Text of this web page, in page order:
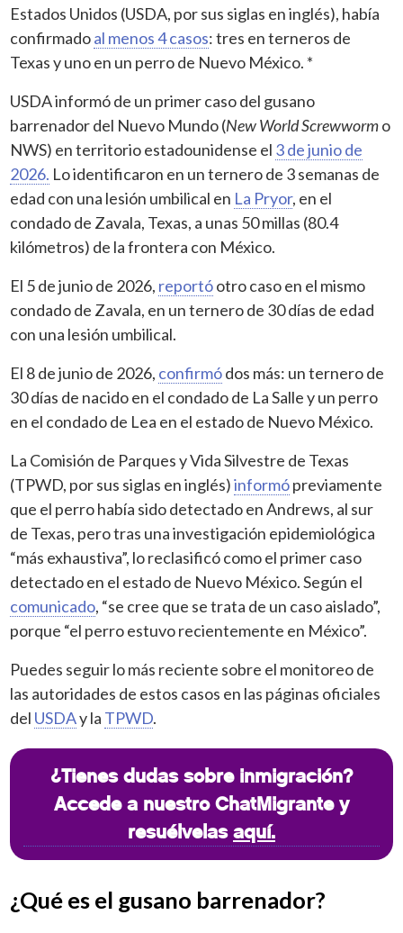
Estados Unidos (USDA, por sus siglas en inglés), había
confirmadoal menos 4 casos: tres en terneros de
Texas y uno en un perro de Nuevo México. *
USDA informó de un primer caso del gusano
barrenador del Nuevo Mundo (New World Screwwormo
NWS) en territorio estadounidense el 3 de junio de
2026. Lo identificaron en un ternero de 3 semanas de
edad con una lesión umbilical en La Pryor, en el
condado de Zavala, Texas, a unas 50 millas (80.4
kilómetros) de la frontera con México.
El 5 de junio de 2026, reportóotro caso en el mismo
condado de Zavala, en un ternero de 30 días de edad
con una lesión umbilical.
El 8 de junio de 2026, confirmódos más: un ternero de
30 días de nacido en el condado de La Salle y un perro
en el condado de Lea en el estado de Nuevo México.
La Comisión de Parques y Vida Silvestre de Texas
(TPWD, por sus siglas en inglés)informópreviamente
que el perro había sido detectado en Andrews, al sur
de Texas, pero tras una investigación epidemiológica
“más exhaustiva”, lo reclasificó como el primer caso
detectado en el estado de Nuevo México. Según el
comunicado, “se cree que se trata de un caso aislado”,
porque “el perro estuvo recientemente en México”.
Puedes seguir lo más reciente sobre el monitoreo de
las autoridades de estos casos en las páginas oficiales
del USDAy la TPWD.
¿Tienes dudas sobre inmigración?
Accede a nuestro ChatMigrante y
resuélvelasaquí.
¿Qué es el gusano barrenador?